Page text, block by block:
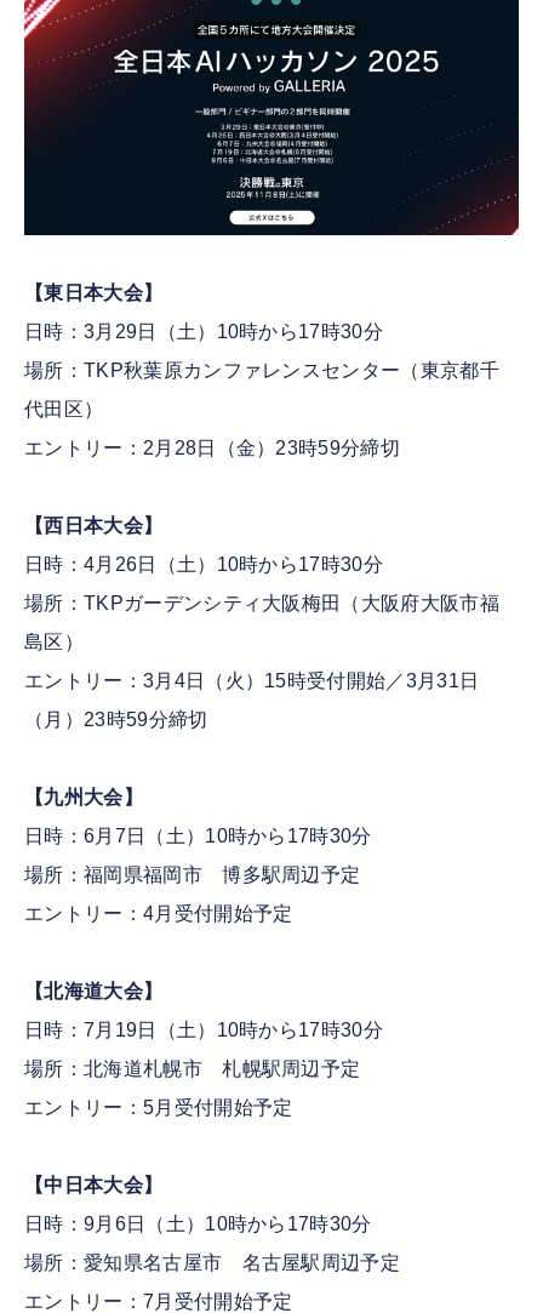
【東日本大会】
日時：3月29日（土）10時から17時30分
場所：TKP秋葉原カンファレンスセンター（東京都千
代田区）
エントリー：2月28日（金）23時59分締切
【西日本大会】
日時：4月26日（土）10時から17時30分
場所：TKPガーデンシティ大阪梅田（大阪府大阪市福
島区）
エントリー：3月4日（火）15時受付開始／3月31日
（月）23時59分締切
【九州大会】
日時：6月7日（土）10時から17時30分
場所：福岡県福岡市 博多駅周辺予定
エントリー：4月受付開始予定
【北海道大会】
日時：7月19日（土）10時から17時30分
場所：北海道札幌市 札幌駅周辺予定
エントリー：5月受付開始予定
【中日本大会】
日時：9月6日（土）10時から17時30分
場所：愛知県名古屋市 名古屋駅周辺予定
エントリー：7月受付開始予定